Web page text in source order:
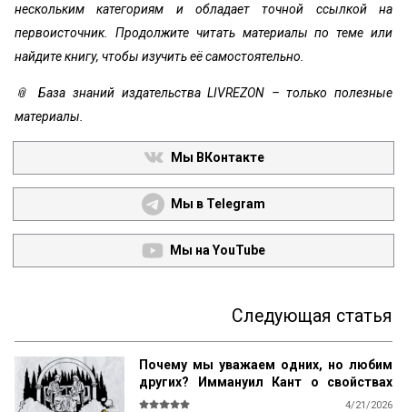
нескольким категориям и обладает точной ссылкой на
первоисточник. Продолжите читать материалы по теме или
найдите книгу, чтобы изучить её самостоятельно.
📎 База знаний издательства LIVREZON – только полезные
материалы.
Мы ВКонтакте
Мы в Telegram
Мы на YouTube
Следующая статья
Почему мы уважаем одних, но любим
других? Иммануил Кант о свойствах
возвышенного и прекрасного
4/21/2026